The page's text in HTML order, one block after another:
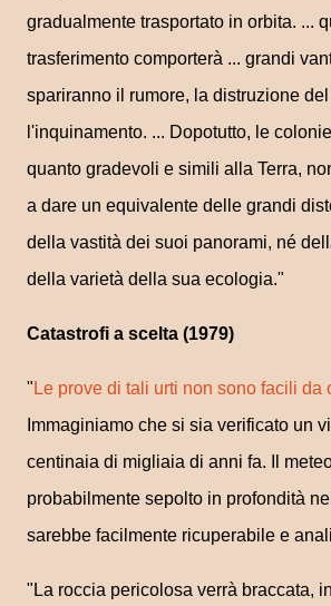
gradualmente trasportato in orbita. ...
trasferimento comporterà ... grandi
spariranno il rumore, la distruzione
l'inquinamento. ... Dopotutto, le
quanto gradevoli e simili alla Terra,
a dare un equivalente delle grandi
della vastità dei suoi panorami, né
della varietà della sua ecologia."
Catastrofi a scelta (1979)
" Le prove di tali urti non sono facili da
Immaginiamo che si sia verificato un
centinaia di migliaia di anni fa. Il
probabilmente sepolto in profondità
sarebbe facilmente ricuperabile e
"La roccia pericolosa verrà braccata,